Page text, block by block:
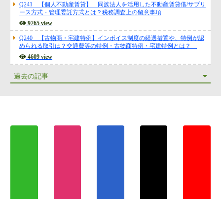
Q241 【個人不動産賃貸】 同族法人を活用した不動産賃貸借/サブリ
ース方式・管理委託方式とは？税務調査上の留意事項
9765 view
Q240 【古物商・宅建特例】インボイス制度の経過措置や、特例が認
められる取引は？交通費等の特例・古物商特例・宅建特例とは？
4609 view
過去の記事